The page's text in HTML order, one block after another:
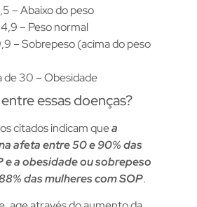
– Abaixo do peso
– Peso normal
– Sobrepeso (acima do peso
de 30 – Obesidade
essas doenças?
citados indicam quea
afeta entre 50 e 90% das
e a obesidade ou sobrepeso
das mulheres com SOP.